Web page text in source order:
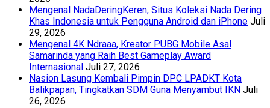
Mengenal NadaDeringKeren, Situs Koleksi Nada Dering
Khas Indonesia untuk Pengguna Android dan iPhone Juli
29, 2026
Mengenal 4K Ndraaa, Kreator PUBG Mobile Asal
Samarinda yang Raih Best Gameplay Award
Internasional Juli 27, 2026
Nasion Lasung Kembali Pimpin DPC LPADKT Kota
Balikpapan, Tingkatkan SDM Guna Menyambut IKN Juli
26, 2026